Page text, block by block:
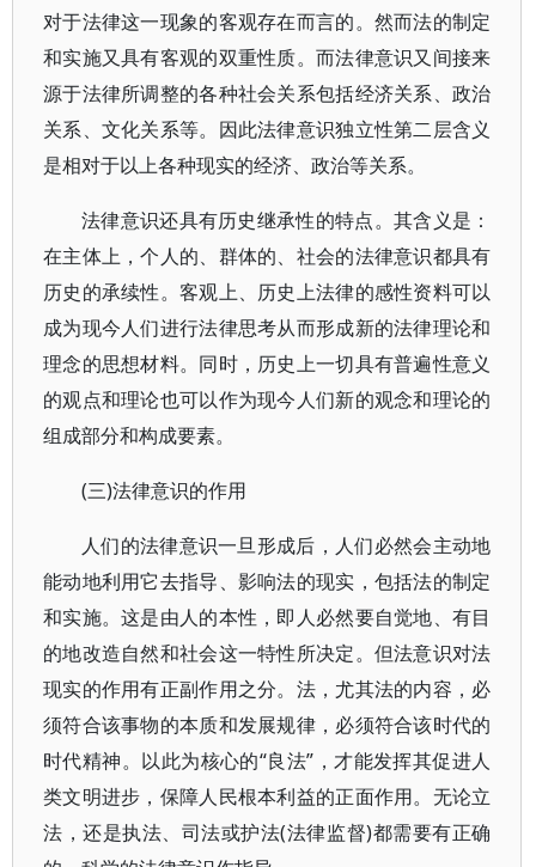
对于法律这一现象的客观存在而言的。然而法的制定
和实施又具有客观的双重性质。而法律意识又间接来
源于法律所调整的各种社会关系包括经济关系、政治
关系、文化关系等。因此法律意识独立性第二层含义
是相对于以上各种现实的经济、政治等关系。
法律意识还具有历史继承性的特点。其含义是：
在主体上，个人的、群体的、社会的法律意识都具有
历史的承续性。客观上、历史上法律的感性资料可以
成为现今人们进行法律思考从而形成新的法律理论和
理念的思想材料。同时，历史上一切具有普遍性意义
的观点和理论也可以作为现今人们新的观念和理论的
组成部分和构成要素。
(三)法律意识的作用
人们的法律意识一旦形成后，人们必然会主动地
能动地利用它去指导、影响法的现实，包括法的制定
和实施。这是由人的本性，即人必然要自觉地、有目
的地改造自然和社会这一特性所决定。但法意识对法
现实的作用有正副作用之分。法，尤其法的内容，必
须符合该事物的本质和发展规律，必须符合该时代的
时代精神。以此为核心的“良法”，才能发挥其促进人
类文明进步，保障人民根本利益的正面作用。无论立
法，还是执法、司法或护法(法律监督)都需要有正确